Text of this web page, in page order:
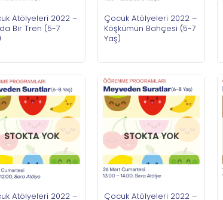
Atölyeleri 2022 –
Bir Tren (5-7
Çocuk Atölyeleri 2022 –
Köşkümün Bahçesi (5-7
Yaş)
STOKTA YOK
Atölyeleri 2022 –
STOKTA YOK
Çocuk Atölyeleri 2022 –